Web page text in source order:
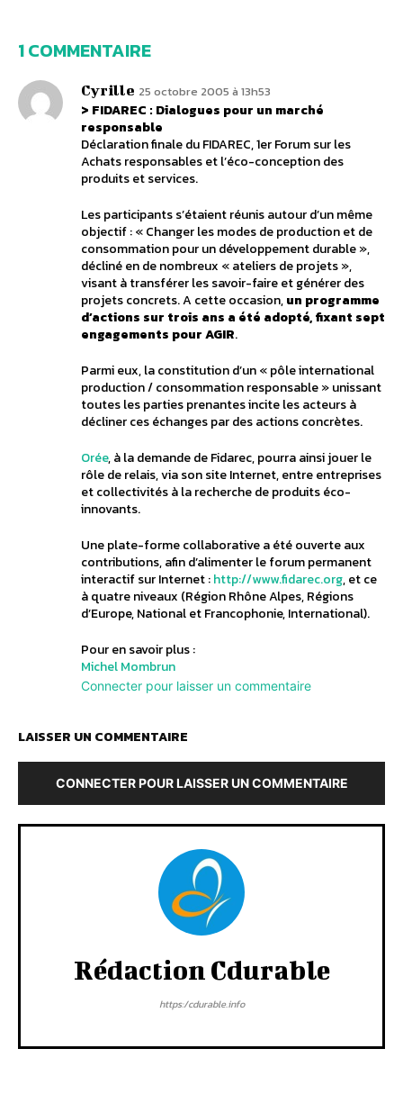
1 COMMENTAIRE
Cyrille 25 octobre 2005 à 13h53
> FIDAREC : Dialogues pour un marché
responsable
Déclaration finale du FIDAREC, 1er Forum sur les
Achats responsables et l’éco-conception des
produits et services.
Les participants s’étaient réunis autour d’un même
objectif : « Changer les modes de production et de
consommation pour un développement durable »,
décliné en de nombreux « ateliers de projets »,
visant à transférer les savoir-faire et générer des
projets concrets. A cette occasion,un programme
d’actions sur trois ans a été adopté, fixant sept
engagements pour AGIR.
Parmi eux, la constitution d’un « pôle international
production / consommation responsable » unissant
toutes les parties prenantes incite les acteurs à
décliner ces échanges par des actions concrètes.
Orée, à la demande de Fidarec, pourra ainsi jouer le
rôle de relais, via son site Internet, entre entreprises
et collectivités à la recherche de produits éco-
innovants.
Une plate-forme collaborative a été ouverte aux
contributions, afin d’alimenter le forum permanent
interactif sur Internet :http://www.fidarec.org, et ce
à quatre niveaux (Région Rhône Alpes, Régions
d’Europe, National et Francophonie, International).
Pour en savoir plus :
Michel Mombrun
Connecter pour laisser un commentaire
LAISSER UN COMMENTAIRE
CONNECTER POUR LAISSER UN COMMENTAIRE
Rédaction Cdurable
https:/cdurable.info